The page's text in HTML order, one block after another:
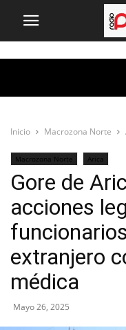
Inicio Macrozona Norte
Macrozona Norte Arica
Gore de
acciones
extranjero
médica
Mayo 26, 2025